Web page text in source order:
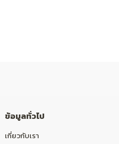
ข้อมูลทั่วไป
เกี่ยวกับเรา